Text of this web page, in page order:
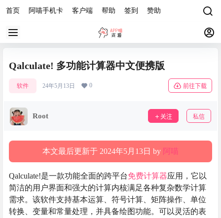
首页 阿喵手机卡 客户端 帮助 签到 赞助
Qalculate! 多功能计算器中文便携版
软件 24年5月13日 0 前往下载
Root 关注 私信
本文最后更新于 2024年5月13日 by 阿喵
Qalculate!是一款功能全面的跨平台免费计算器应用，它以
简洁的用户界面和强大的计算内核满足各种复杂数学计算
需求。该软件支持基本运算、符号计算、矩阵操作、单位
转换、变量和常量处理，并具备绘图功能。可以灵活的表